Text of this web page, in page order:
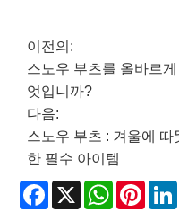
이전의:
스노우 부츠를 올바르
엇입니까?
다음:
스노우 부츠 : 겨울에
한 필수 아이템
Facebook
X WhatsApp